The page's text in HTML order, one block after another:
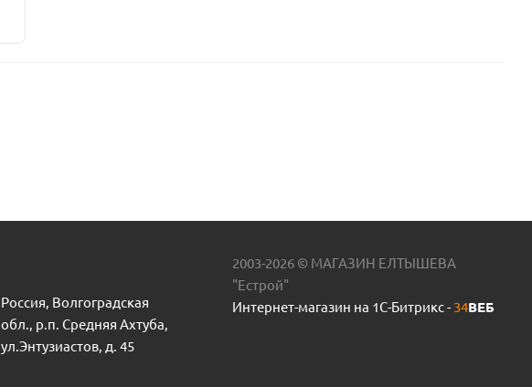
Манометр радиальный 1/4 (0-6 bar) 4WATER пр.КНР
Россия, Волгоградская
обл., р.п. Средняя Ахтуба,
ул.Энтузиастов, д. 45
2003-2026 © МАГАЗИН ЕЛТЫШЕВА
"Естрой"
Интернет-магазин на 1С-Битрикс - 34ВЕБ